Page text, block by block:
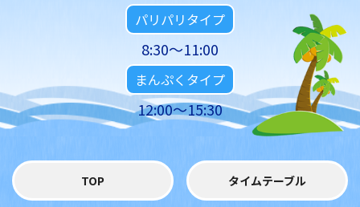
パリパリタイプ
8:30～11:00
まんぷくタイプ
12:00～15:30
TOP タイムテーブル